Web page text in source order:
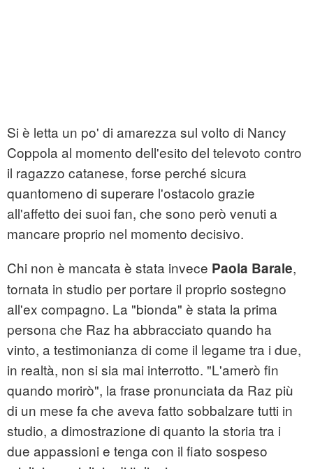
Si è letta un po' di amarezza sul volto di Nancy
Coppola al momento dell'esito del televoto contro
il ragazzo catanese, forse perché sicura
quantomeno di superare l'ostacolo grazie
all'affetto dei suoi fan, che sono però venuti a
mancare proprio nel momento decisivo.
Chi non è mancata è stata invece Paola Barale,
tornata in studio per portare il proprio sostegno
all'ex compagno. La "bionda" è stata la prima
persona che Raz ha abbracciato quando ha
vinto, a testimonianza di come il legame tra i due,
in realtà, non si sia mai interrotto. "L'amerò fin
quando morirò", la frase pronunciata da Raz più
di un mese fa che aveva fatto sobbalzare tutti in
studio, a dimostrazione di quanto la storia tra i
due appassioni e tenga con il fiato sospeso